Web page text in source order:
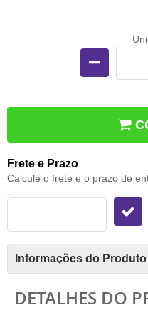
Frete e Prazo
Calcule o frete e o prazo de
Informações do Produto
DETALHES DO